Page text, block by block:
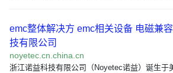
emc整体解决方 emc相关设备 电磁兼
技有限公司
noyetec.cn.china.cn
浙江诺益科技有限公司（Noyetec诺益）诞生于